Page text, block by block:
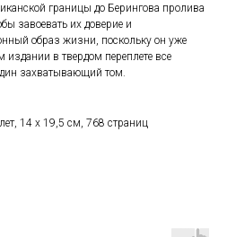
границы до Берингова пролива
завоевать их доверие и
образ жизни, поскольку он уже
в твердом переплете все
захватывающий том.
14 x 19,5 см, 768 страниц